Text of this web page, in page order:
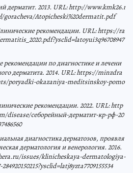
дерматит. 2013. URL: http://www.kmk26.r
Atopicheski%20dermatit.pdf
рекомендации. URL: https://ra
по диагностике и лечени
дерматита. 2014. URL: https://minzdra
poryadki-okazaniya-meditsinskoy-pomo
рекомендации. 2022. URL: http
disease/себорейный-дерматит-кр-рф-20
диагностика дерматозов, проявля
дерматология и венерология. 2016.
issues/klinicheskaya-dermatologiya-